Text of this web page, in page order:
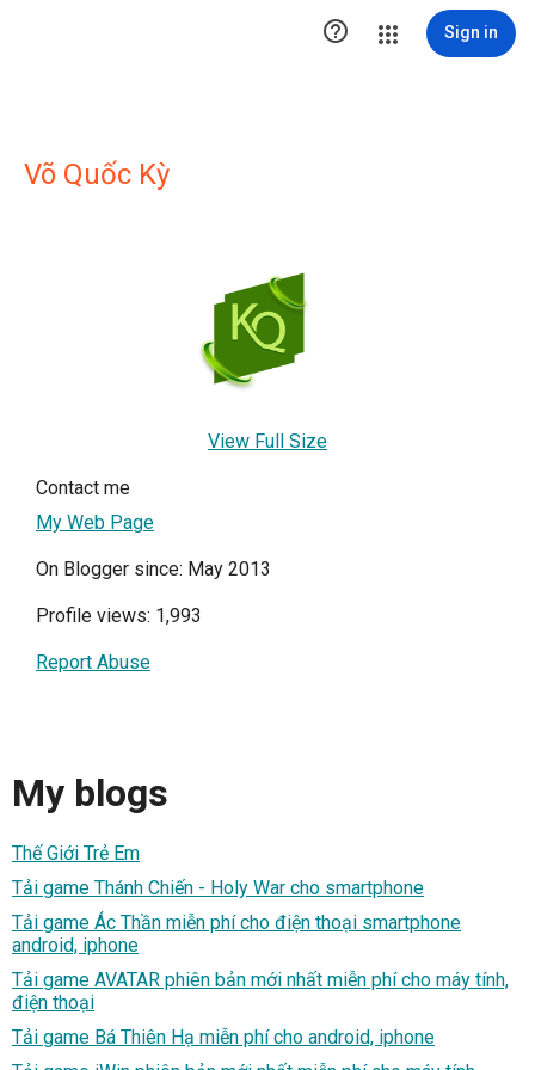
 Sign in
Võ Quốc Kỳ
View Full Size
Contact me
My Web Page
On Blogger since: May 2013
Profile views: 1,993
Report Abuse
My blogs
Thế Giới Trẻ Em
Tải game Thánh Chiến - Holy War cho smartphone
Tải game Ác Thần miễn phí cho điện thoại smartphone
android, iphone
Tải game AVATAR phiên bản mới nhất miễn phí cho máy tính,
điện thoại
Tải game Bá Thiên Hạ miễn phí cho android, iphone